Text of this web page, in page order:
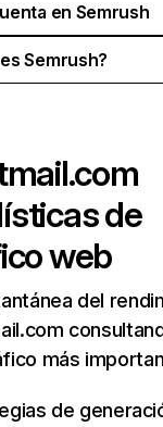
en Semrush
Semrush?
de
web
del
más
de